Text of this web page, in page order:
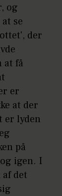
og
se
der
at få
er
at der
er lyden
på
igen. I
det